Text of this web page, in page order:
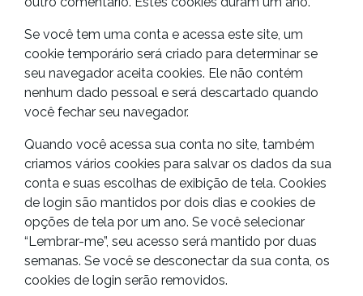
Se você tem uma conta e acessa este site, um
cookie temporário será criado para determinar se
seu navegador aceita cookies. Ele não contém
nenhum dado pessoal e será descartado quando
você fechar seu navegador.
Quando você acessa sua conta no site, também
criamos vários cookies para salvar os dados da sua
conta e suas escolhas de exibição de tela. Cookies
de login são mantidos por dois dias e cookies de
opções de tela por um ano. Se você selecionar
“Lembrar-me”, seu acesso será mantido por duas
semanas. Se você se desconectar da sua conta, os
cookies de login serão removidos.